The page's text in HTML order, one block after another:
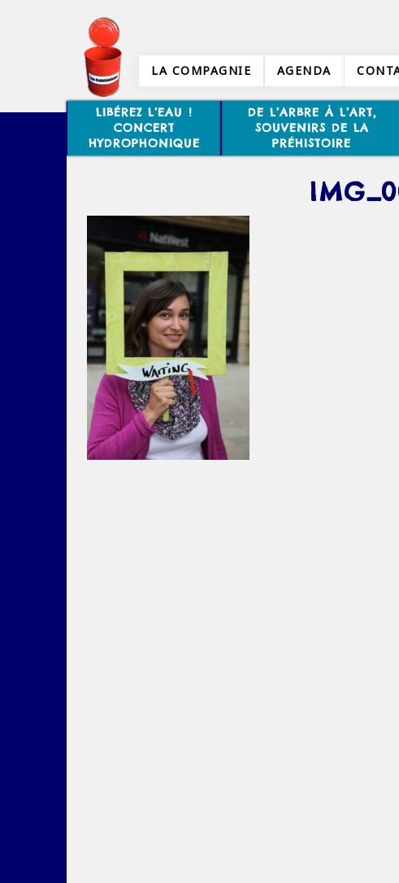
LA COMPAGNIE AGENDA
LIBÉREZ L’EAU !
CONCERT
HYDROPHONIQUE
DE L’ARBRE À L’ART,
SOUVENIRS DE LA
PRÉHISTOIRE